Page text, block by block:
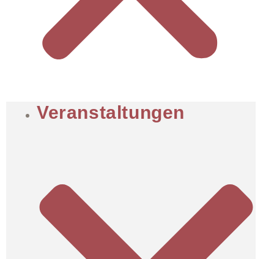
Veranstaltungen